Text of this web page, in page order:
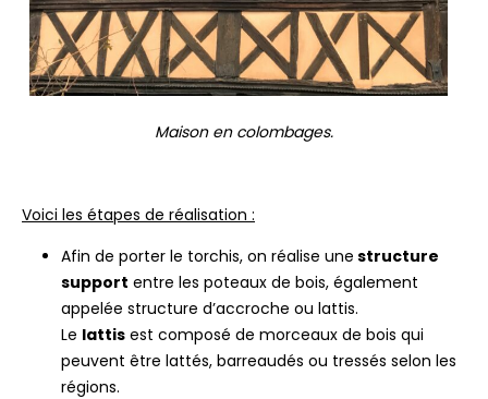
Maison en colombages.
Voici les étapes de réalisation :
Afin de porter le torchis, on réalise une structure
support entre les poteaux de bois, également
appelée structure d’accroche ou lattis.
Le lattis est composé de morceaux de bois qui
peuvent être lattés, barreaudés ou tressés selon les
régions.